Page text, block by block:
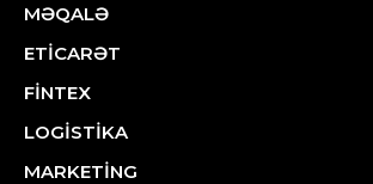
MƏQALƏ
ETİCARƏT
FİNTEX
LOGİSTİKA
MARKETİNG